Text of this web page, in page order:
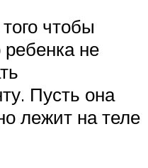
чтобы
не
Пусть она
лежит на теле